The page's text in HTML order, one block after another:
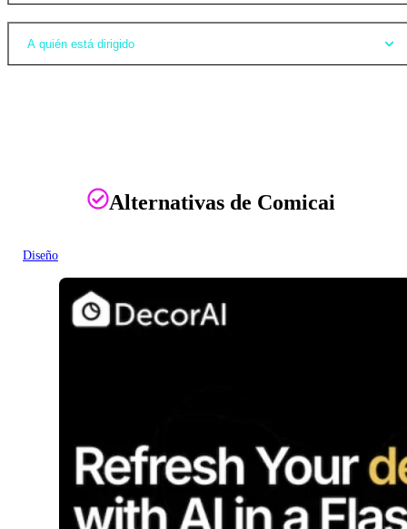
A quién está dirigido
Alternativas de Comicai
Diseño